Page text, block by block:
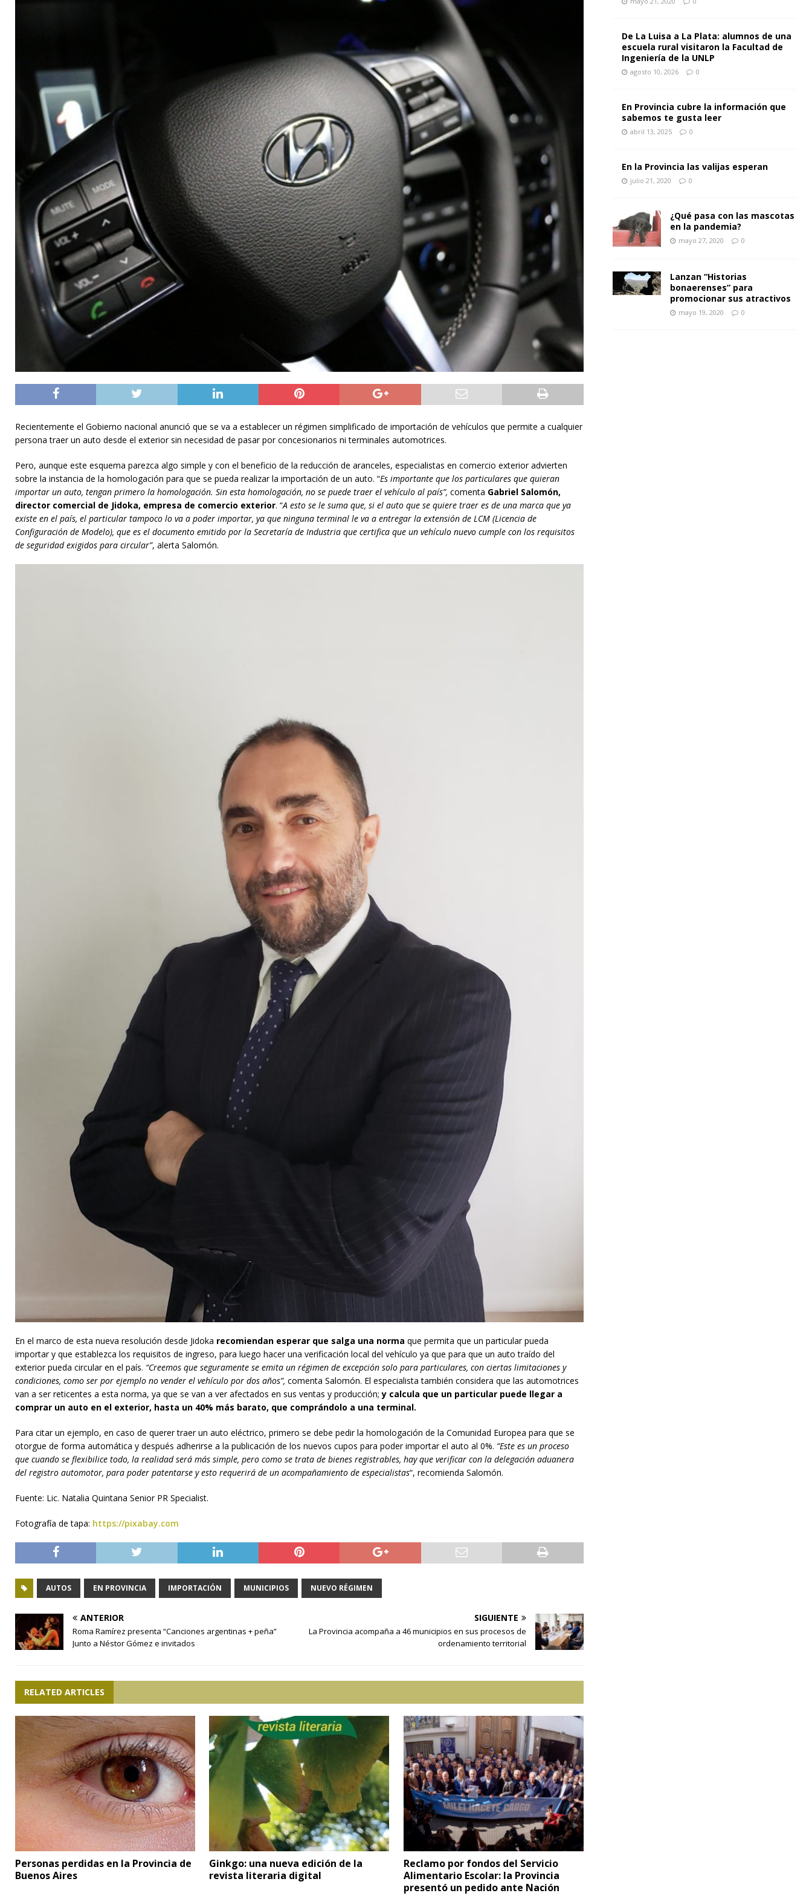
Recientemente el Gobierno nacional anunció que se va a establecer un régimen simplificado de importación de vehículos que permite a cualquier
persona traer un auto desde el exterior sin necesidad de pasar por concesionarios ni terminales automotrices.
Pero, aunque este esquema parezca algo simple y con el beneficio de la reducción de aranceles, especialistas en comercio exterior advierten
sobre la instancia de la homologación para que se pueda realizar la importación de un auto. “Es importante que los particulares que quieran
importar un auto, tengan primero la homologación. Sin esta homologación, no se puede traer el vehículo al país”, comenta Gabriel Salomón,
director comercial de Jidoka, empresa de comercio exterior. “A esto se le suma que, si el auto que se quiere traer es de una marca que ya
existe en el país, el particular tampoco lo va a poder importar, ya que ninguna terminal le va a entregar la extensión de LCM (Licencia de
Configuración de Modelo), que es el documento emitido por la Secretaría de Industria que certifica que un vehículo nuevo cumple con los requisitos
de seguridad exigidos para circular”, alerta Salomón.
En el marco de esta nueva resolución desde Jidoka recomiendan esperar que salga una norma que permita que un particular pueda
importar y que establezca los requisitos de ingreso, para luego hacer una verificación local del vehículo ya que para que un auto traído del
exterior pueda circular en el país. “Creemos que seguramente se emita un régimen de excepción solo para particulares, con ciertas limitaciones y
condiciones, como ser por ejemplo no vender el vehículo por dos años”, comenta Salomón. El especialista también considera que las automotrices
van a ser reticentes a esta norma, ya que se van a ver afectados en sus ventas y producción;y calcula que un particular puede llegar a
comprar un auto en el exterior, hasta un 40% más barato, que comprándolo a una terminal.
Para citar un ejemplo, en caso de querer traer un auto eléctrico, primero se debe pedir la homologación de la Comunidad Europea para que se
otorgue de forma automática y después adherirse a la publicación de los nuevos cupos para poder importar el auto al 0%. “Este es un proceso
que cuando se flexibilice todo, la realidad será más simple, pero como se trata de bienes registrables, hay que verificar con la delegación aduanera
del registro automotor, para poder patentarse y esto requerirá de un acompañamiento de especialistas“, recomienda Salomón.
Fuente: Lic. Natalia Quintana Senior PR Specialist.
Fotografía de tapa: https://pixabay.com
AUTOS EN PROVINCIA IMPORTACIÓN MUNICIPIOS NUEVO RÉGIMEN
ANTERIOR
Roma Ramírez presenta “Canciones argentinas + peña”
Junto a Néstor Gómez e invitados
SIGUIENTE
La Provincia acompaña a 46 municipios en sus procesos de
ordenamiento territorial
RELATED ARTICLES
Personas perdidas en la Provincia de
Buenos Aires
Ginkgo: una nueva edición de la
revista literaria digital
Reclamo por fondos del Servicio
Alimentario Escolar: la Provincia
presentó un pedido ante Nación
De La Luisa a La Plata: alumnos de una
escuela rural visitaron la Facultad de
Ingeniería de la UNLP
agosto 10, 2026 0
En Provincia cubre la información que
sabemos te gusta leer
abril 13, 2025 0
En la Provincia las valijas esperan
julio 21, 2020 0
¿Qué pasa con las mascotas
en la pandemia?
mayo 27, 2020 0
Lanzan “Historias
bonaerenses” para
promocionar sus atractivos
mayo 19, 2020 0